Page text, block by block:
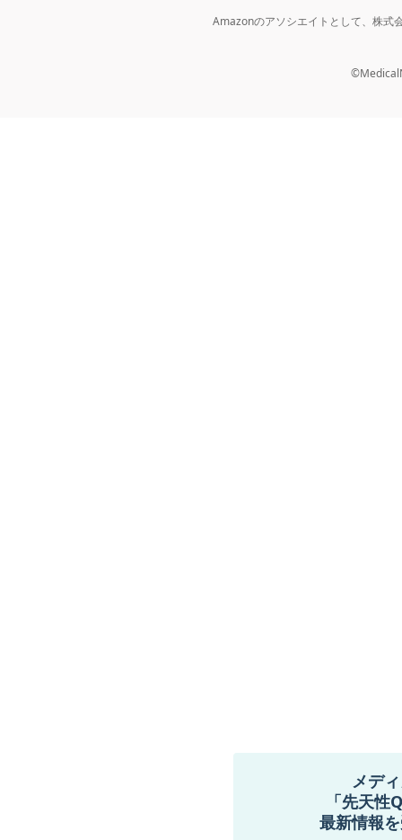
メデ
「先天性
最新情報
Amazonのアソシエイトとして、株式